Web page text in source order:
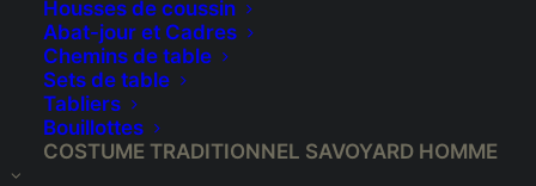
Housses de coussin
Abat-jour et Cadres
Chemins de table
Sets de table
Tabliers
Bouillottes
COSTUME TRADITIONNEL SAVOYARD HOMME